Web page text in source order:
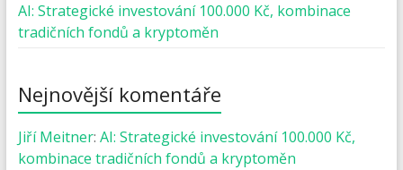
AI: Strategické investování 100.000 Kč, kombinace
tradičních fondů a kryptoměn
Nejnovější komentáře
Jiří Meitner: AI: Strategické investování 100.000 Kč,
kombinace tradičních fondů a kryptoměn